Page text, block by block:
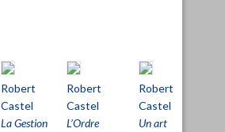
Robert
Castel
La Gestion
Robert
Castel
L’Ordre
Robert
Castel
Un art